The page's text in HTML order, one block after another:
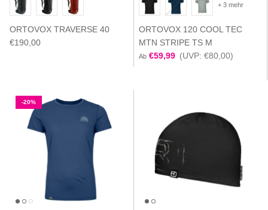
ORTOVOX TRAVERSE 40
€190,00
ORTOVOX 120 COOL TEC
MTN STRIPE TS M
Ab €59,99 (UVP: €80,00)
+ 3 mehr
-20%